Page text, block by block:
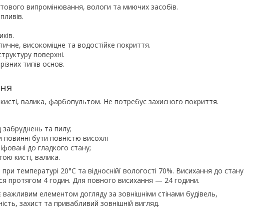
випромінювання, вологи та миючих засобів.
високоміцне та водостійке покриття.
поверхні.
типів основ.
валика, фарбопультом. Не потребує захисного покриття.
та пилу;
бути повністю висохлі
до гладкого стану;
кисті, валика.
температурі 20°С та відноснійї вологості 70%. Висихання до стану
протягом 4 годин. Для повного висихання — 24 години.
елементом догляду за зовнішніми стінами будівель,
захист та привабливий зовнішній вигляд.